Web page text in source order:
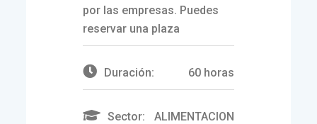
por las empresas. Puedes
reservar una plaza
Duración: 60 horas
Sector: ALIMENTACION